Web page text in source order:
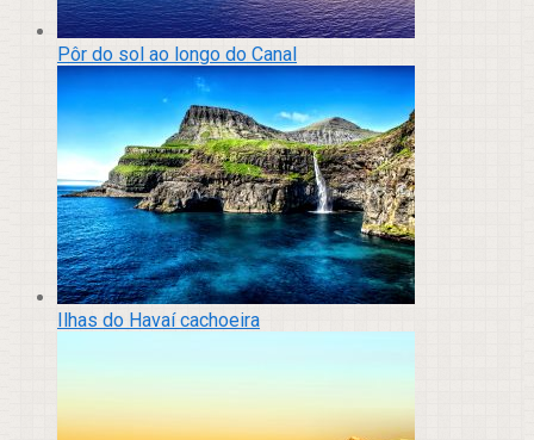
Pôr do sol ao longo do Canal
Ilhas do Havaí cachoeira